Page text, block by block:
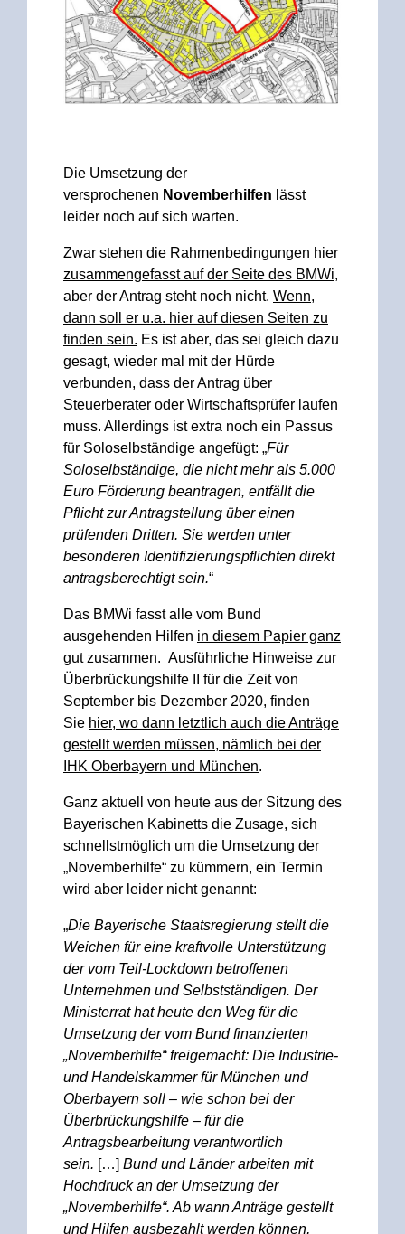
Die Umsetzung der
versprochenen Novemberhilfen lässt
leider noch auf sich warten.
Zwar stehen die Rahmenbedingungen hier
zusammengefasst auf der Seite des BMWi,
aber der Antrag steht noch nicht. Wenn,
dann soll er u.a. hier auf diesen Seiten zu
finden sein. Es ist aber, das sei gleich dazu
gesagt, wieder mal mit der Hürde
verbunden, dass der Antrag über
Steuerberater oder Wirtschaftsprüfer laufen
muss. Allerdings ist extra noch ein Passus
für Soloselbständige angefügt: „Für
Soloselbständige, die nicht mehr als 5.000
Euro Förderung beantragen, entfällt die
Pflicht zur Antragstellung über einen
prüfenden Dritten. Sie werden unter
besonderen Identifizierungspflichten direkt
antragsberechtigt sein.“
Das BMWi fasst alle vom Bund
ausgehenden Hilfen in diesem Papier ganz
gut zusammen. Ausführliche Hinweise zur
Überbrückungshilfe II für die Zeit von
September bis Dezember 2020, finden
Sie hier, wo dann letztlich auch die Anträge
gestellt werden müssen, nämlich bei der
IHK Oberbayern und München.
Ganz aktuell von heute aus der Sitzung des
Bayerischen Kabinetts die Zusage, sich
schnellstmöglich um die Umsetzung der
„Novemberhilfe“ zu kümmern, ein Termin
wird aber leider nicht genannt:
„Die Bayerische Staatsregierung stellt die
Weichen für eine kraftvolle Unterstützung
der vom Teil-Lockdown betroffenen
Unternehmen und Selbstständigen. Der
Ministerrat hat heute den Weg für die
Umsetzung der vom Bund finanzierten
„Novemberhilfe“ freigemacht: Die Industrie-
und Handelskammer für München und
Oberbayern soll – wie schon bei der
Überbrückungshilfe – für die
Antragsbearbeitung verantwortlich
sein. […] Bund und Länder arbeiten mit
Hochdruck an der Umsetzung der
„Novemberhilfe“. Ab wann Anträge gestellt
und Hilfen ausbezahlt werden können,